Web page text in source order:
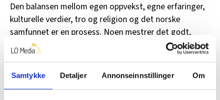
Samtykke Detaljer Annonseinnstillinger Om
Den balansen mellom egen oppvekst, egne erfaringer,
kulturelle verdier, tro og religion og det norske
samfunnet er en prosess. Noen mestrer det godt,
andre sliter mer.
Etter 13 år i barnevernstjenestenhar jeg de siste par
årene viet min karriere og oppmerksomhet til disse
foreldrene og deres barn. Jeg har en tro på at de aller